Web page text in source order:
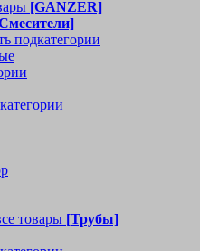
[GANZER]
подкатегории
товары [Трубы]